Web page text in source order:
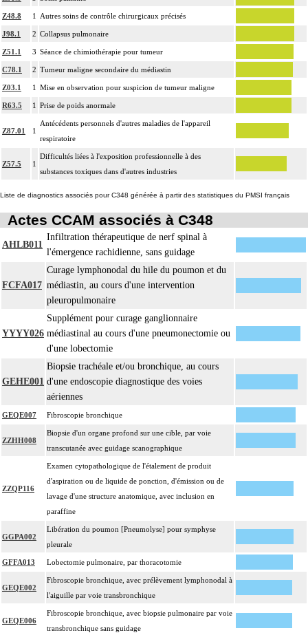
Z48.8 1 Autres soins de contrôle chirurgicaux précisés
J98.1 2 Collapsus pulmonaire
Z51.1 3 Séance de chimiothérapie pour tumeur
C78.1 2 Tumeur maligne secondaire du médiastin
Z03.1 1 Mise en observation pour suspicion de tumeur maligne
R63.5 1 Prise de poids anormale
Z87.01 1
Antécédents personnels d'autres maladies de l'appareil
respiratoire
Z57.5 1
Difficultés liées à l'exposition professionnelle à des
substances toxiques dans d'autres industries
Liste de diagnostics associés pour C348 générée à partir des statistiques du PMSI français
Actes CCAM associés à C348
AHLB011
Infiltration thérapeutique de nerf spinal à
l'émergence rachidienne, sans guidage
FCFA017
Curage lymphonodal du hile du poumon et du
médiastin, au cours d'une intervention
pleuropulmonaire
YYYY026
Supplément pour curage ganglionnaire
médiastinal au cours d'une pneumonectomie ou
d'une lobectomie
GEHE001
Biopsie trachéale et/ou bronchique, au cours
d'une endoscopie diagnostique des voies
aériennes
GEQE007 Fibroscopie bronchique
ZZHH008
Biopsie d'un organe profond sur une cible, par voie
transcutanée avec guidage scanographique
ZZQP116
Examen cytopathologique de l'étalement de produit
d'aspiration ou de liquide de ponction, d'émission ou de
lavage d'une structure anatomique, avec inclusion en
paraffine
GGPA002
Libération du poumon [Pneumolyse] pour symphyse
pleurale
GFFA013 Lobectomie pulmonaire, par thoracotomie
GEQE002
Fibroscopie bronchique, avec prélèvement lymphonodal à
l'aiguille par voie transbronchique
GEQE006
Fibroscopie bronchique, avec biopsie pulmonaire par voie
transbronchique sans guidage